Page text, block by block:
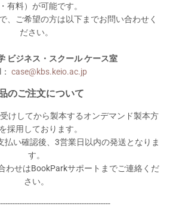
有料）が可能です。
、ご希望の方は以下までお問い合わせく
ださい。
ビジネス・スクール ケース室
case@kbs.keio.ac.jp
のご注文について
けしてから製本するオンデマンド製本方
採用しております。
払い確認後、3営業日以内の発送となりま
す。
わせはBookParkサポートまでご連絡くだ
さい。